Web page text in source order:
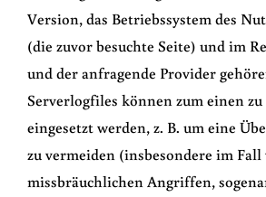
Version, das Betriebssystem des
(die zuvor besuchte Seite) und im
und der anfragende Provider
Serverlogfiles können zum einen
eingesetzt werden, z. B. um eine
zu vermeiden (insbesondere im Fall
missbräuchlichen Angriffen,